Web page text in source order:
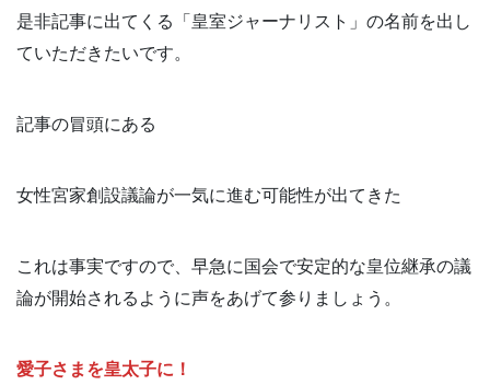
是非記事に出てくる「皇室ジャーナリスト」の名前を出し
ていただきたいです。
記事の冒頭にある
女性宮家創設議論が一気に進む可能性が出てきた
これは事実ですので、早急に国会で安定的な皇位継承の議
論が開始されるように声をあげて参りましょう。
愛子さまを皇太子に！